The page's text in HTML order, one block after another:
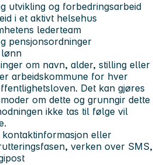
utvikling og forbedringsarbeid
i et aktivt helsehus
lederteam
pensjonsordninger
lønn
om navn, alder, stilling eller
arbeidskommune for hver
Det kan gjøres
om dette og grunngir dette
ikke tas til følge vil
eller
verken over SMS,